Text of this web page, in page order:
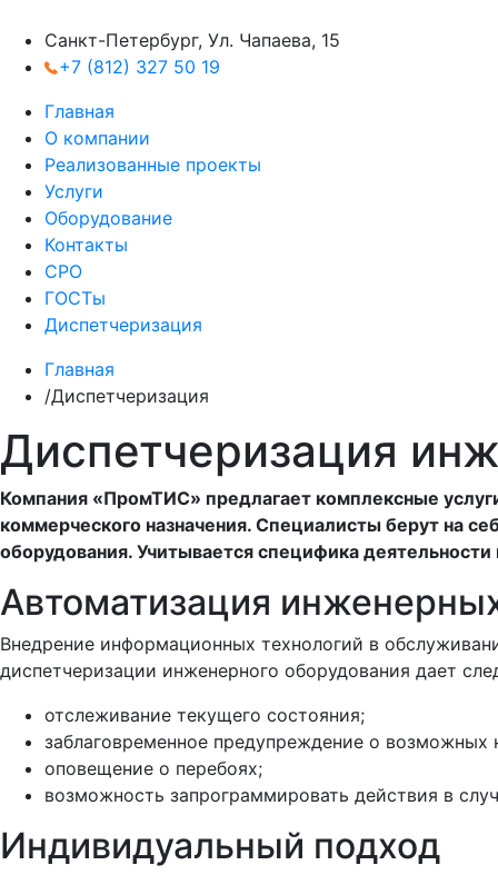
Санкт-Петербург, Ул. Чапаева, 15
+7 (812) 327 50 19
Главная
О компании
Реализованные проекты
Услуги
Оборудование
Контакты
СРО
ГОСТы
Диспетчеризация
Главная
/Диспетчеризация
Диспетчеризация
Компания «ПромТИС» предлагает комплексные
коммерческого назначения. Специалисты берут на
оборудования. Учитывается специфика
Автоматизация
Внедрение информационных технологий в
диспетчеризации инженерного оборудования дает
отслеживание текущего состояния;
заблаговременное предупреждение о возможных
оповещение о перебоях;
возможность запрограммировать действия в
Индивидуальный подход